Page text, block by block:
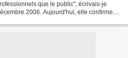
que le public", écrivais-je
2006. Aujourd'hui, elle confirme